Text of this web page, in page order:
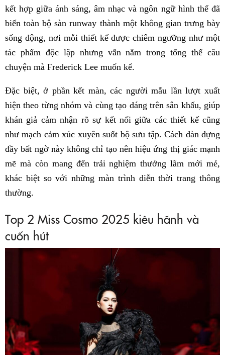
kết hợp giữa ánh sáng, âm nhạc và ngôn ngữ hình thể đã
biến toàn bộ sàn runway thành một không gian trưng bày
sống động, nơi mỗi thiết kế được chiêm ngưỡng như một
tác phẩm độc lập nhưng vẫn nằm trong tổng thể câu
chuyện mà Frederick Lee muốn kể.
Đặc biệt, ở phần kết màn, các người mẫu lần lượt xuất
hiện theo từng nhóm và cùng tạo dáng trên sân khấu, giúp
khán giả cảm nhận rõ sự kết nối giữa các thiết kế cũng
như mạch cảm xúc xuyên suốt bộ sưu tập. Cách dàn dựng
đầy bất ngờ này không chỉ tạo nên hiệu ứng thị giác mạnh
mẽ mà còn mang đến trải nghiệm thưởng lãm mới mẻ,
khác biệt so với những màn trình diễn thời trang thông
thường.
Top 2 Miss Cosmo 2025 kiêu hãnh và
cuốn hút